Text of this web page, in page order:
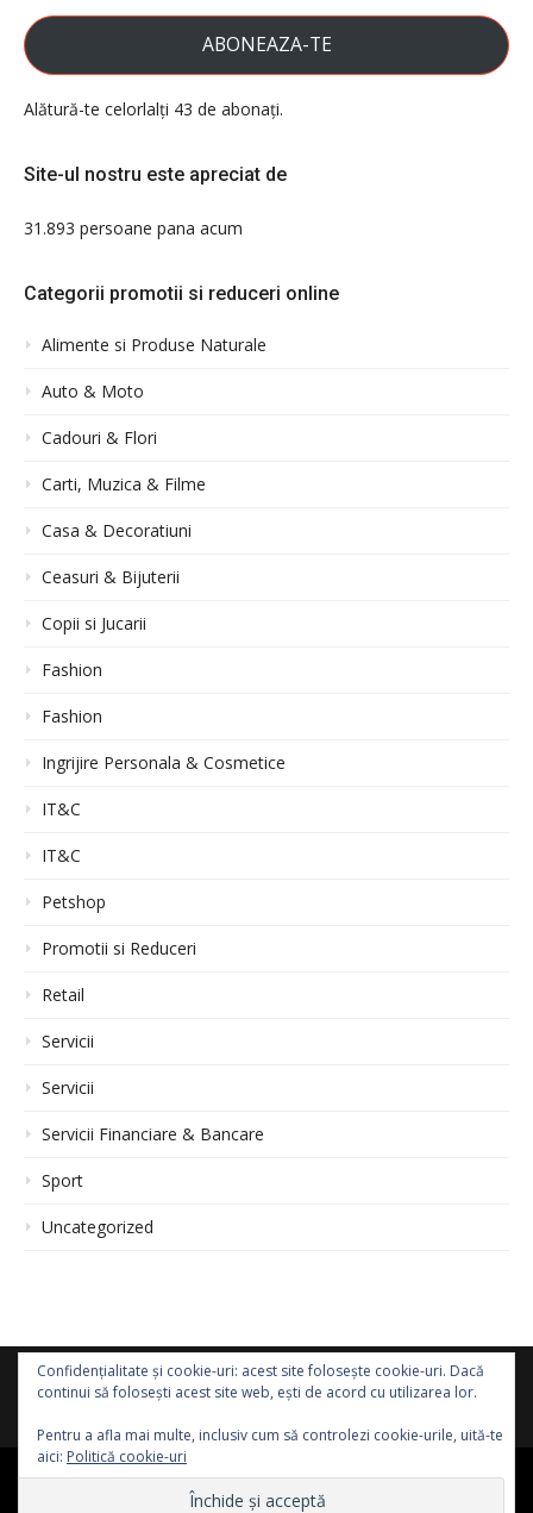
ABONEAZA-TE
Alătură-te celorlalți 43 de abonați.
Site-ul nostru este apreciat de
31.893 persoane pana acum
Categorii promotii si reduceri online
Alimente si Produse Naturale
Auto & Moto
Cadouri & Flori
Carti, Muzica & Filme
Casa & Decoratiuni
Ceasuri & Bijuterii
Copii si Jucarii
Fashion
Fashion
Ingrijire Personala & Cosmetice
IT&C
IT&C
Petshop
Promotii si Reduceri
Retail
Servicii
Servicii
Servicii Financiare & Bancare
Sport
Uncategorized
Drepturi de autor © 2026 Promoții și Reduceri Online 24/7
Confidențialitate și cookie-uri: acest site folosește cookie-uri. Dacă
continui să folosești acest site web, ești de acord cu utilizarea lor.
Pentru a afla mai multe, inclusiv cum să controlezi cookie-urile, uită-te
aici: Politică cookie-uri